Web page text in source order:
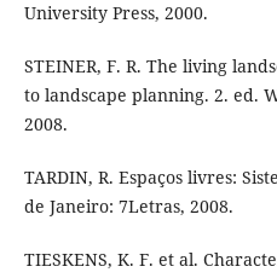
University Press, 2000.
STEINER, F. R. The living
to landscape planning. 2. ed.
2008.
TARDIN, R. Espaços livres:
de Janeiro: 7Letras, 2008.
TIESKENS, K. F. et al.